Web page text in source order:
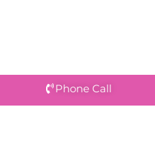
Phone Call